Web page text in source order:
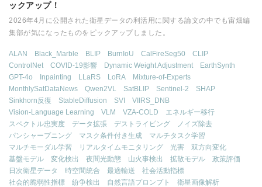
ックアップ！
2026年4月に公開された衛星データの利活用に関する論文の中でも宙畑編
集部が気になったものをピックアップしました。
ALAN Black_Marble BLIP BurnIoU CalFireSeg50
CLIP
ControlNet
COVID-19影響 Dynamic Weight Adjustment
EarthSynth
GPT-4o
Inpainting LLaRS LoRA
Mixture-of-Experts
MonthlySatDataNews
Qwen2VL SatBLIP Sentinel-2
SHAP
Sinkhorn反復
StableDiffusion SVI
VIIRS_DNB
Vision-Language Learning
VLM VZA-COLD
エネルギー移行
スペクトル忠実度
データ拡張 デストライピング
ノイズ除去
パンシャープニング
マスク条件付き生成
マルチタスク学習
マルチモーダル学習
リアルタイムモニタリング 光害
双方向変化
基盤モデル
変化検出 夜間光動態 山火事検出 拡散モデル
政策評価
日次衛星データ
時空間統合 最適輸送
社会活動指標
社会的脆弱性指標
紛争検出 自然言語プロンプト
衛星画像解析